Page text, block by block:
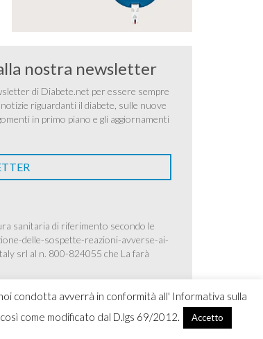
condotta avverrà in conformità all' Informativa sulla
come modificato dal D.lgs 69/2012.
Accetto
nostra newsletter
di Diabete.net per essere sempre
riguardanti il diabete, sulle nuove
in primo piano e gli aggiornamenti
sanitaria di riferimento secondo le
delle-sospette-reazioni-avverse-ai-
srl al n. 800-824055 che La farà